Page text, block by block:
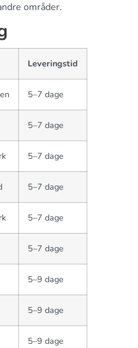
områder.
Leveringstid
5–7 dage
5–7 dage
5–7 dage
5–7 dage
5–7 dage
5–7 dage
5–9 dage
5–9 dage
5–9 dage